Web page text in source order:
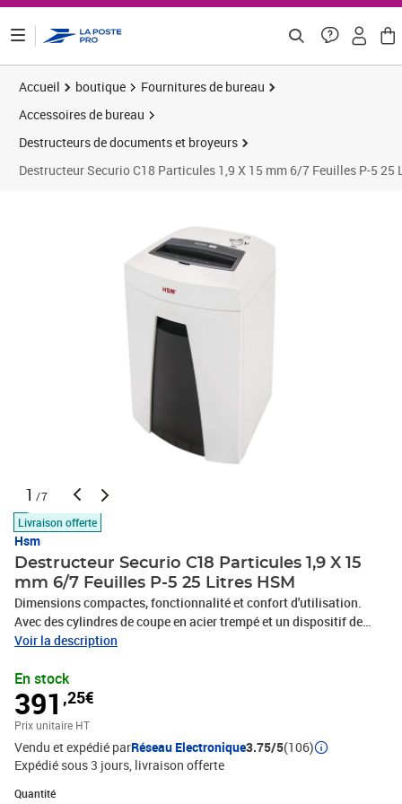
Accueil boutique
Fournitures de bureau
Accessoires de bureau
Destructeurs de documents et broyeurs
Destructeur Securio C18 Particules 1,9 X 15 mm 6/7 Feuilles P-5 25
1 /7
Livraison offerte
Hsm
Destructeur Securio C18 Particules 1,9 X 15
mm 6/7 Feuilles P-5 25 Litres HSM
Dimensions compactes, fonctionnalité et confort d'utilisation.
Avec des cylindres de coupe en acier trempé et un dispositif de
sécurité sensible à la pression. Destructeur de documents
exigeants dans le domaine privé ou pour le Home Office, Les
matériaux haut de gamme et l'assurance d'une qualité « Made in
Germany » vous garantissent la sécurité et la longévité des
produits. Garantie 3 ans, Les cylindres de coupe en acier trempé
sont résistants contre les agrafes et trombones et garantissent
une durée de vie élevée. Ils bénéficient d'une garantie à vie,
L'insertion du papier avec protection contre la surcharge réduit les
Voir la description
En stock
391 ,25€
Prix unitaire HT
Vendu et expédié parRéseau Electronique3.75/5(106)
Expédié sous 3 jours livraison offerte
Quantité
Quantité : 1